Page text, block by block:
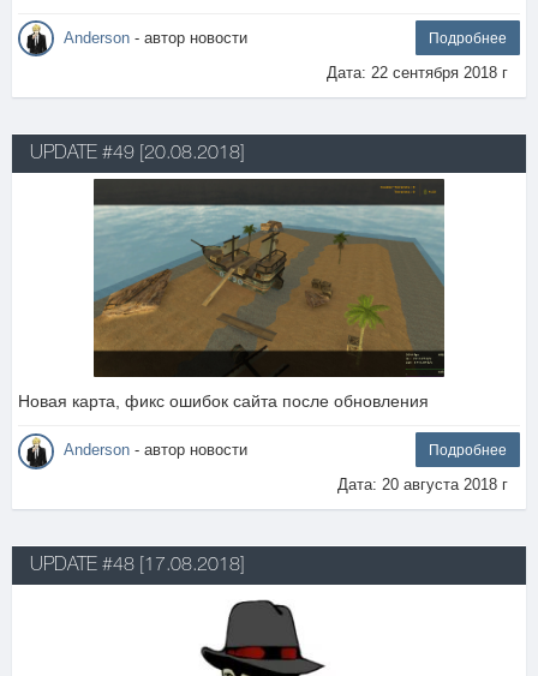
Anderson - автор новости Подробнее
Дата: 22 сентября 2018 г
UPDATE #49 [20.08.2018]
Новая карта, фикс ошибок сайта после обновления
Anderson - автор новости Подробнее
Дата: 20 августа 2018 г
UPDATE #48 [17.08.2018]